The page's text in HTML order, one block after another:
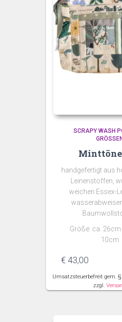
SCRAPY WASH
GRÖSSEN
handgefertigt aus
Leinenstoffen,
weichen Essex-
Größe: ca.
10cm
€ 43,00
Umsatzsteuerbefreit gem.
zzgl.